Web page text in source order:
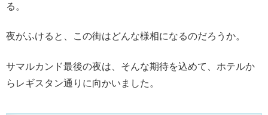
る。
夜がふけると、この街はどんな様相になるのだろうか。
サマルカンド最後の夜は、そんな期待を込めて、ホテルか
らレギスタン通りに向かいました。